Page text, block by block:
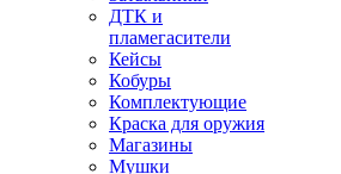
ДТК и
пламегасители
Кейсы
Кобуры
Комплектующие
Краска для оружия
Магазины
Мушки